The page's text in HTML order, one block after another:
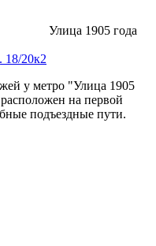
Улица 1905 года
18/20к2
у мeтpo "Улица 1905
на первой
подъездные пути.